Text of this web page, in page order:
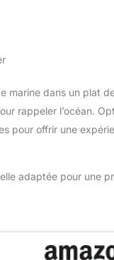
marine dans un plat
rappeler l’océan.
pour offrir une
adaptée pour une